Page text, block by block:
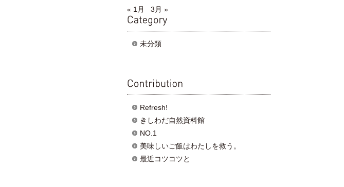
« 1月 3月 »
未分類
Refresh!
きしわだ自然資料館
NO.1
美味しいご飯はわたしを救う。
最近コツコツと